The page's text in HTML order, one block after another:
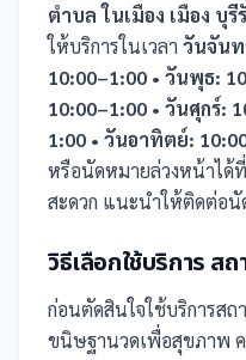
ตำบล ในเมือง เมือง บุ
ให้บริการในเวลา วันจันท
10:00–1:00 • วันพุธ:
10:00–1:00 • วันศุกร์:
1:00 • วันอาทิตย์:
หรือนัดหมายล่วงหน้าได้
สะดวก แนะนำให้ติดต่อนั
วิธีเลือกใช้บริการ สถ
ก่อนตัดสินใจใช้บริการสถ
ขนิษฐานวดเพื่อสุขภาพ